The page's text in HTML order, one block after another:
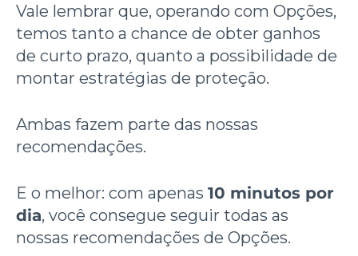
Vale lembrar que, operando com Opções,
temos tanto a chance de obter ganhos
de curto prazo, quanto a possibilidade de
montar estratégias de proteção.
Ambas fazem parte das nossas
recomendações.
E o melhor: com apenas 10 minutos por
dia, você consegue seguir todas as
nossas recomendações de Opções.